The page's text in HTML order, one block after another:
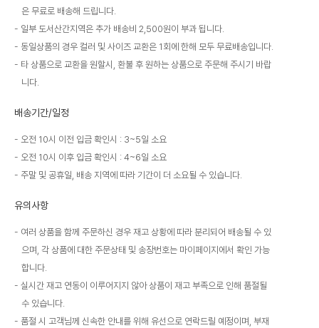
은 무료로 배송해 드립니다.
일부 도서산간지역은 추가 배송비 2,500원이 부과 됩니다.
동일상품의 경우 컬러 및 사이즈 교환은 1회에 한해 모두 무료배송입니다.
타 상품으로 교환을 원할시, 환불 후 원하는 상품으로 주문해 주시기 바랍
니다.
배송기간/일정
오전 10시 이전 입금 확인시 : 3~5일 소요
오전 10시 이후 입금 확인시 : 4~6일 소요
주말 및 공휴일, 배송 지역에 따라 기간이 더 소요될 수 있습니다.
유의사항
여러 상품을 함께 주문하신 경우 재고 상황에 따라 분리되어 배송될 수 있
으며, 각 상품에 대한 주문상태 및 송장번호는 마이페이지에서 확인 가능
합니다.
실시간 재고 연동이 이루어지지 않아 상품이 재고 부족으로 인해 품절될
수 있습니다.
품절 시 고객님께 신속한 안내를 위해 유선으로 연락드릴 예정이며, 부재